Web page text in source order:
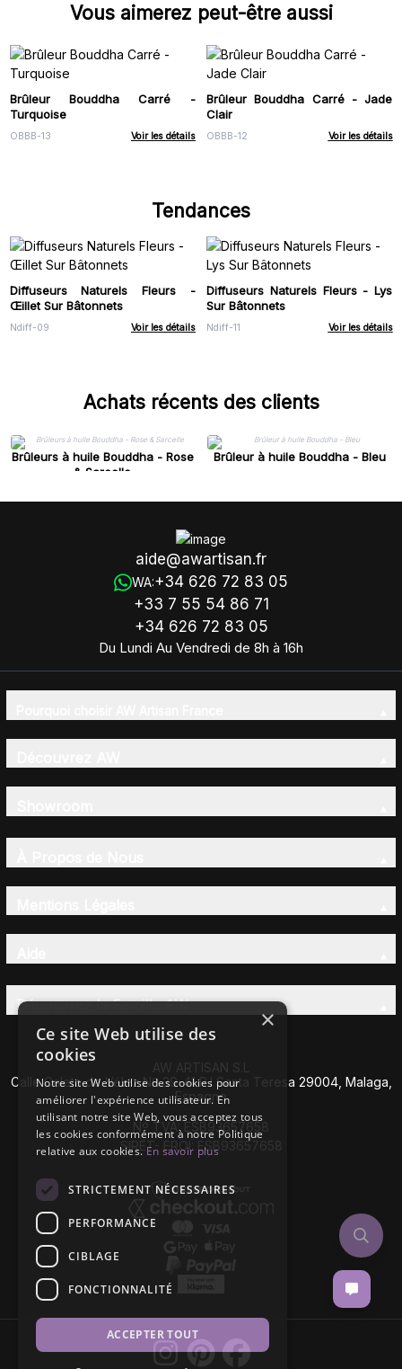
Vous aimerez peut-être aussi
Brûleur Bouddha Carré -
Turquoise
OBBB-13 Voir les détails
Brûleur Bouddha Carré - Jade
Clair
OBBB-12 Voir les détails
Tendances
Diffuseurs Naturels Fleurs -
Œillet Sur Bâtonnets
Ndiff-09 Voir les détails
Diffuseurs Naturels Fleurs - Lys
Sur Bâtonnets
Ndiff-11 Voir les détails
Achats récents des clients
Brûleurs à huile Bouddha - Rose
& Sarcelle
Brûleur à huile Bouddha - Bleu
aide@awartisan.fr
WA:+34 626 72 83 05
+33 7 55 54 86 71
+34 626 72 83 05
Du Lundi Au Vendredi de 8h à 16h
Découvrez la Famille AW
AW ARTISAN S.L
Calle Caleta de Vélez Nº 39-41 P.I Santa Teresa 29004, Malaga,
Espagne
Nº TVA: ESB93657658
SIRET- EROI: ESB93657658
×
Ce site Web utilise des
cookies
Notre site Web utilise des cookies pour
améliorer l'expérience utilisateur. En
utilisant notre site Web, vous acceptez tous
les cookies conformément à notre Politique
relative aux cookies.En savoir plus
STRICTEMENT NÉCESSAIRES
PERFORMANCE
CIBLAGE
FONCTIONNALITÉ
ACCEPTER TOUT